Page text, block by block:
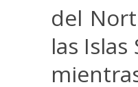
del
las